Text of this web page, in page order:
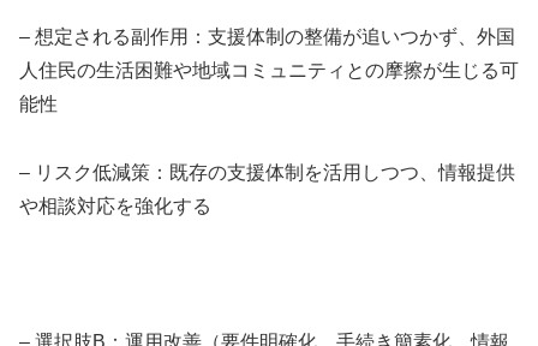
– 想定される副作用：支援体制の整備が追いつかず、外国
人住民の生活困難や地域コミュニティとの摩擦が生じる可
能性
– リスク低減策：既存の支援体制を活用しつつ、情報提供
や相談対応を強化する